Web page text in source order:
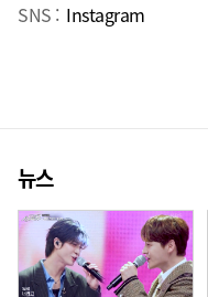
SNS : Instagram
뉴스